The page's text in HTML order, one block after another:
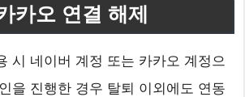
카오 연결 해제
시 네이버 계정 또는 카카오 계정으
을 진행한 경우 탈퇴 이외에도 연동